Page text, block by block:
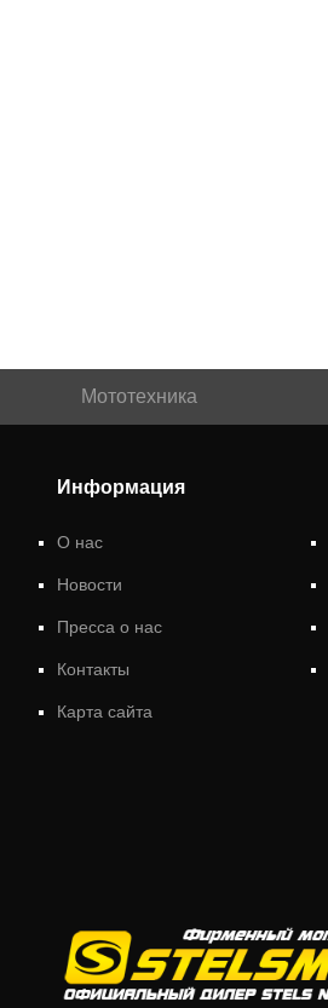
Мототехника
Информация
О нас
Новости
Пресса о нас
Контакты
Карта сайта